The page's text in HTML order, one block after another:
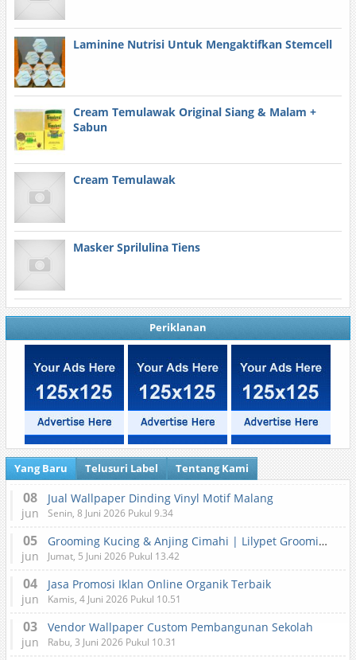
Laminine Nutrisi Untuk Mengaktifkan Stemcell
Cream Temulawak Original Siang & Malam +
Sabun
Cream Temulawak
Masker Sprilulina Tiens
Periklanan
Yang Baru Telusuri Label Tentang Kami
08
jun
Jual Wallpaper Dinding Vinyl Motif Malang
Senin, 8 Juni 2026 Pukul 9.34
05
jun
Grooming Kucing & Anjing Cimahi | Lilypet Grooming & Pet Hotel
Jumat, 5 Juni 2026 Pukul 13.42
04
jun
Jasa Promosi Iklan Online Organik Terbaik
Kamis, 4 Juni 2026 Pukul 10.51
03
jun
Vendor Wallpaper Custom Pembangunan Sekolah
Rabu, 3 Juni 2026 Pukul 10.31